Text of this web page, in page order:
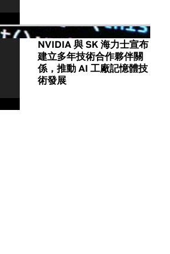
NVIDIA 與 SK 海力士宣布
建立多年技術合作夥伴關
係，推動 AI 工廠記憶體技
術發展